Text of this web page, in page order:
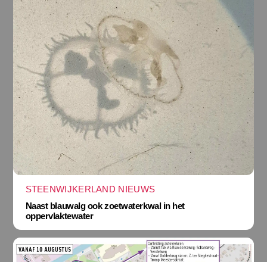
STEENWIJKERLAND NIEUWS
Naast blauwalg ook zoetwaterkwal in het
oppervlaktewater